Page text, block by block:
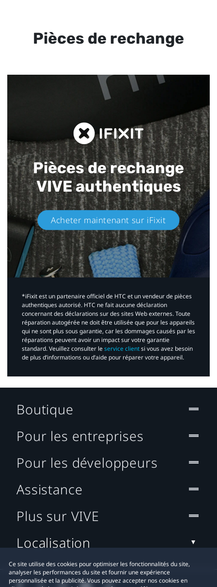
Pièces de rechange
Pièces de rechange
VIVE authentiques​
Acheter maintenant sur iFixit​
*iFixit est un partenaire officiel de HTC et un vendeur de pièces
authentiques autorisé. HTC ne fait aucune déclaration
concernant des déclarations sur des sites Web externes. Toute
réparation autogérée ne doit être utilisée que pour les appareils
qui ne sont plus sous garantie, car les dommages causés par les
réparations peuvent avoir un impact sur votre garantie
standard. Veuillez consulter leservice clientsi vous avez besoin
de plus d’informations ou d’aide pour réparer votre appareil.​
Ce site utilise des cookies pour optimiser les fonctionnalités du site,
analyser les performances du site et fournir une expérience
personnalisée et la publicité. Vous pouvez accepter nos cookies en
Boutique
Pour les entreprises
Pour les développeurs
Assistance
Plus sur VIVE
Localisation